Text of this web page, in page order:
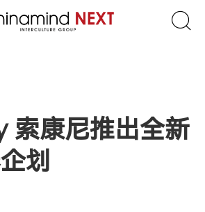
索康尼推出全新
划